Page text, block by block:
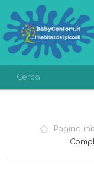
LISTA DEIPagina